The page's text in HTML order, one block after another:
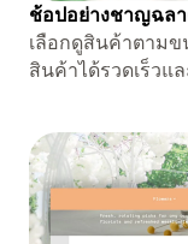
ช้อปอย่างชาญฉล
เลือกดูสินค้าตามข
สินค้าได้รวดเร็วแ